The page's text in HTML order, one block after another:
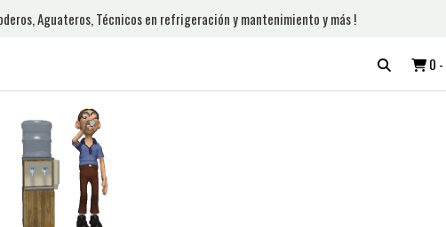
Aguateros, Técnicos en refrigeración y mantenimiento y más !
0 -